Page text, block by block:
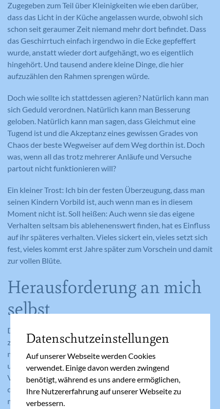
Zugegeben zum Teil über Kleinigkeiten wie eben darüber,
dass das Licht in der Küche angelassen wurde, obwohl sich
schon seit geraumer Zeit niemand mehr dort befindet. Dass
das Geschirrtuch einfach irgendwo in die Ecke gepfeffert
wurde, anstatt wieder dort aufgehängt, wo es eigentlich
hingehört. Und tausend andere kleine Dinge, die hier
aufzuzählen den Rahmen sprengen würde.
Doch wie sollte ich stattdessen agieren? Natürlich kann man
sich Geduld verordnen. Natürlich kann man Besserung
geloben. Natürlich kann man sagen, dass Gleichmut eine
Tugend ist und die Akzeptanz eines gewissen Grades von
Chaos der beste Wegweiser auf dem Weg dorthin ist. Doch
was, wenn all das trotz mehrerer Anläufe und Versuche
partout nicht funktionieren will?
Ein kleiner Trost: Ich bin der festen Überzeugung, dass man
seinen Kindern Vorbild ist, auch wenn man es in diesem
Moment nicht ist. Soll heißen: Auch wenn sie das eigene
Verhalten seltsam bis ablehenenswert finden, hat es Einfluss
auf ihr späteres verhalten. Vieles sickert ein, vieles setzt sich
fest, vieles kommt erst Jahre später zum Vorschein und damit
zur vollen Blüte.
Herausforderung an mich
selbst
Darüber hinaus habe ich mir dennoch eine Art Denkaufgabe
zurechtgelegt. Besser gesagt wohl: Eine Herausforderung für
mich selbst und etwas, das mich von Zeit zu Zeit beruhigt
und mich von der Fährte in Richtung Wahnsinn wieder zur
Vernunft bringt. Ich rede mir immer wieder gut zu und ein,
dass nicht jeder die gleiche Haltung wie ich selbst haben
muss. Das es verschiedene Arten und Weisen, die Welt zu
Datenschutzeinstellungen
Auf unserer Webseite werden Cookies
verwendet. Einige davon werden zwingend
benötigt, während es uns andere ermöglichen,
Ihre Nutzererfahrung auf unserer Webseite zu
verbessern.